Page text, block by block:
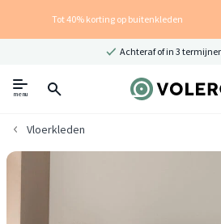
Tot 40% korting op buitenkleden
Achteraf of in 3
menu
Vloerkleden